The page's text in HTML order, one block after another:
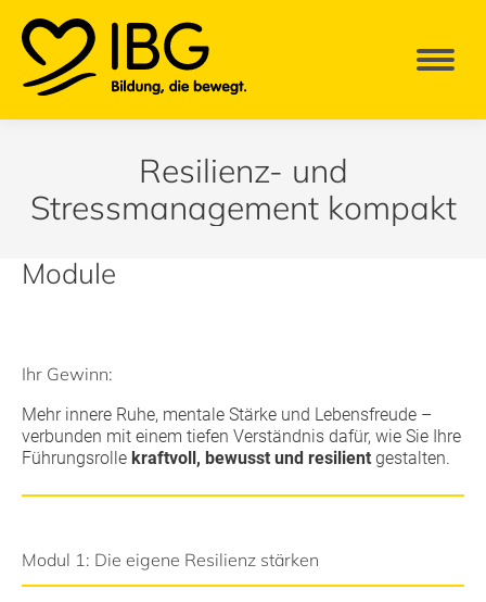
Resilienz- und
Stressmanagement kompakt
Module
Ihr Gewinn:
Mehr innere Ruhe, mentale Stärke und Lebensfreude –
verbunden mit einem tiefen Verständnis dafür, wie Sie Ihre
Führungsrolle kraftvoll, bewusst und resilient gestalten.
Modul 1: Die eigene Resilienz stärken